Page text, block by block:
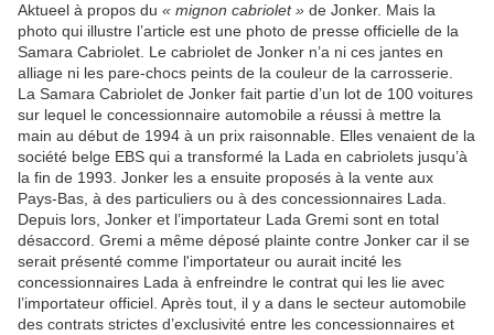
Aktueel à propos du « mignon cabriolet » de Jonker. Mais la
photo qui illustre l’article est une photo de presse officielle de la
Samara Cabriolet. Le cabriolet de Jonker n’a ni ces jantes en
alliage ni les pare-chocs peints de la couleur de la carrosserie.
La Samara Cabriolet de Jonker fait partie d’un lot de 100 voitures
sur lequel le concessionnaire automobile a réussi à mettre la
main au début de 1994 à un prix raisonnable. Elles venaient de la
société belge EBS qui a transformé la Lada en cabriolets jusqu’à
la fin de 1993. Jonker les a ensuite proposés à la vente aux
Pays-Bas, à des particuliers ou à des concessionnaires Lada.
Depuis lors, Jonker et l’importateur Lada Gremi sont en total
désaccord. Gremi a même déposé plainte contre Jonker car il se
serait présenté comme l'importateur ou aurait incité les
concessionnaires Lada à enfreindre le contrat qui les lie avec
l’importateur officiel. Après tout, il y a dans le secteur automobile
des contrats strictes d’exclusivité entre les concessionnaires et